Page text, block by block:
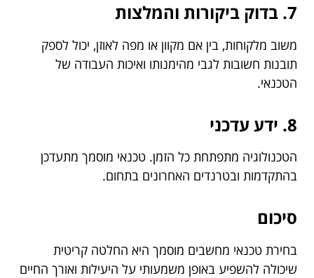
7. בדוק ביקורות והמלצות
משוב מלקוחות, בין אם מקוון או מפה לאוזן, יכול לספק
תובנות חשובות לגבי מהימנותו ואיכות העבודה של
הטכנאי.
8. ידע עדכני
הטכנולוגיה מתפתחת כל הזמן. טכנאי מוסמך מתעדכן
בהתקדמות ובטרנדים האחרונים בתחום.
סיכום
בחירת טכנאי מחשבים מוסמך היא החלטה קריטית
שיכולה להשפיע באופן משמעותי על היעילות ואורך החיים